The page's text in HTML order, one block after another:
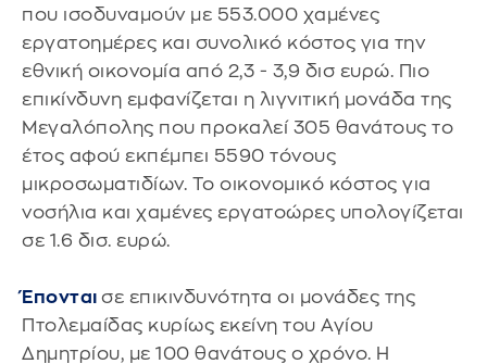
που ισοδυναμούν με 553.000 χαμένες
εργατοημέρες και συνολικό κόστος για την
εθνική οικονομία από 2,3 - 3,9 δισ ευρώ. Πιο
επικίνδυνη εμφανίζεται η λιγνιτική μονάδα της
Μεγαλόπολης που προκαλεί 305 θανάτους το
έτος αφού εκπέμπει 5590 τόνους
μικροσωματιδίων. Το οικονομικό κόστος για
νοσήλια και χαμένες εργατοώρες υπολογίζεται
σε 1.6 δισ. ευρώ.
Έπονται σε επικινδυνότητα οι μονάδες της
Πτολεμαίδας κυρίως εκείνη του Αγίου
Δημητρίου, με 100 θανάτους ο χρόνο. Η